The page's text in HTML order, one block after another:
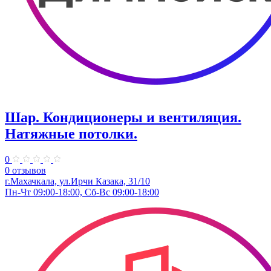
Шар. Кондиционеры и вентиляция.
Натяжные потолки.
0
0 отзывов
г.Махачкала, ​ул.Ирчи Казака, 31/10
Пн-Чт 09:00-18:00, Сб-Вс 09:00-18:00